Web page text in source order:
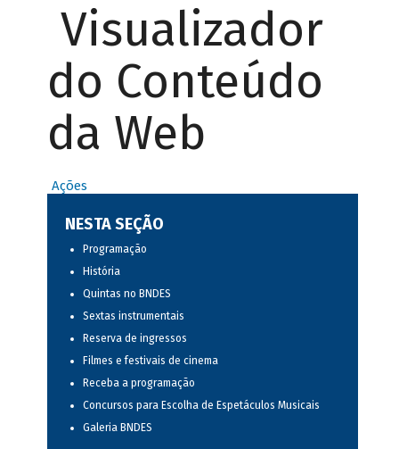
Visualizador
do Conteúdo
da Web
Ações
NESTA SEÇÃO
Programação
História
Quintas no BNDES
Sextas instrumentais
Reserva de ingressos
Filmes e festivais de cinema
Receba a programação
Concursos para Escolha de Espetáculos Musicais
Galeria BNDES